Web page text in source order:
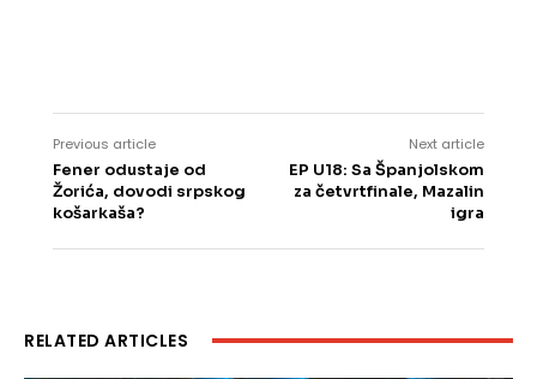
Previous article
Fener odustaje od
Žorića, dovodi srpskog
košarkaša?
Next article
EP U18: Sa Španjolskom
za četvrtfinale, Mazalin
igra
RELATED ARTICLES